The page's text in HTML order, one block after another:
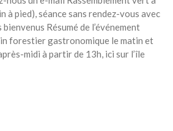
à pied), séance sans rendez-vous avec
Résumé de l’événement
forestier gastronomique le matin et
midi à partir de 13h, ici sur l’île